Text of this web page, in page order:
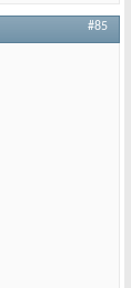
#85